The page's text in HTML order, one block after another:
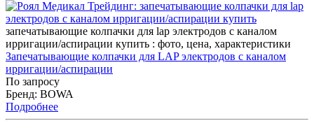
запечатывающие колпачки для lap электродов с каналом
ирригации/аспирации купить : фото, цена, характеристики
Запечатывающие колпачки для LAP электродов с каналом
ирригации/аспирации
По запросу
Бренд: BOWA
Подробнее